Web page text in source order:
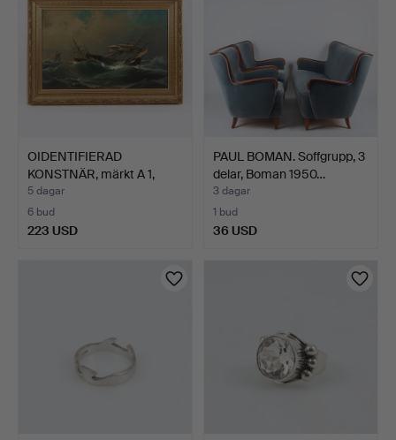
OIDENTIFIERAD
KONSTNÄR, märkt A 1,
skepp p…
5 dagar
6 bud
223 USD
PAUL BOMAN. Soffgrupp, 3
delar, Boman 1950…
3 dagar
1 bud
36 USD